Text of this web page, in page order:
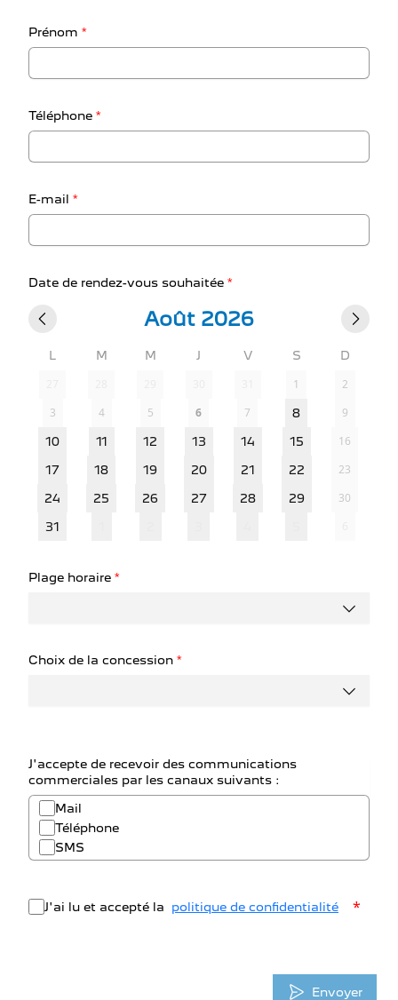
Prénom *
Téléphone *
E-mail *
Date de rendez-vous souhaitée *
Août 2026
L M M J V S D
1
2
3
4 5 6 7 8 9
10 11 12 13 14 15 16
17 18 19 20 21 22 23
24 25 26 27 28 29 30
31
Plage horaire *
Choix de la concession *
J'accepte de recevoir des communications
commerciales par les canaux suivants :
Mail
Téléphone
SMS
J'ai lu et accepté la politique de confidentialité *
Envoyer